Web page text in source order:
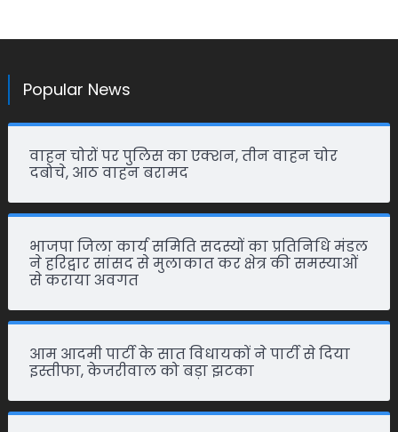
Popular News
वाहन चोरों पर पुलिस का एक्शन, तीन वाहन चोर
दबोचे, आठ वाहन बरामद
भाजपा जिला कार्य समिति सदस्यों का प्रतिनिधि मंडल
ने हरिद्वार सांसद से मुलाकात कर क्षेत्र की समस्याओं
से कराया अवगत
आम आदमी पार्टी के सात विधायकों ने पार्टी से दिया
इस्तीफा, केजरीवाल को बड़ा झटका